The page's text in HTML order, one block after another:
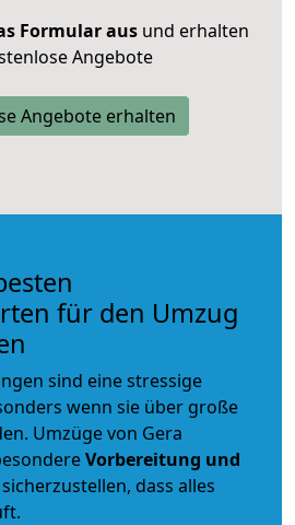
Formular ausund erhalten
Angebote
Angebote erhalten
für den Umzug
sind eine stressige
wenn sie über große
Umzüge von Gera
Vorbereitung und
dass alles